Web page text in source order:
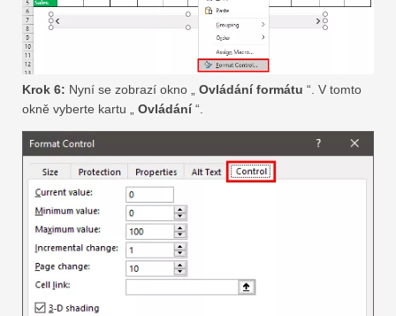
Krok 6: Nyní se zobrazí okno „ Ovládání formátu “. V tomto
okně vyberte kartu „ Ovládání“.